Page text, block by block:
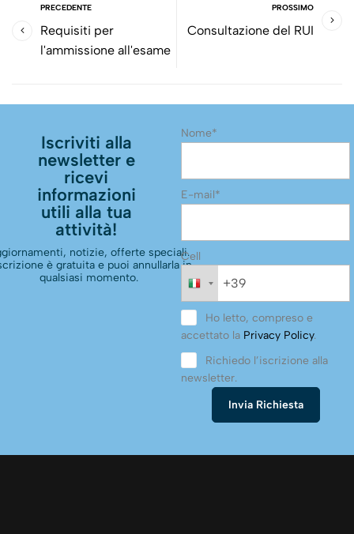
PRECEDENTE
Requisiti per
l'ammissione all'esame
PROSSIMO
Consultazione del RUI
Iscriviti alla
newsletter e
ricevi
informazioni
utili alla tua
attività!
notizie, offerte speciali.
è gratuita e puoi annullarla in
qualsiasi momento.
Nome*
E-mail*
Cell
Ho letto, compreso e
accettato la Privacy Policy.
Richiedo l’iscrizione alla
newsletter.